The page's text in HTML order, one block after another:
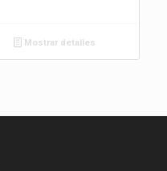
Mostrar detalles